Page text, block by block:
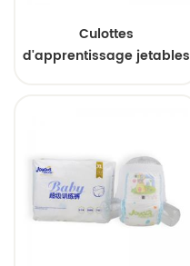
Culottes
d'apprentissage jetables